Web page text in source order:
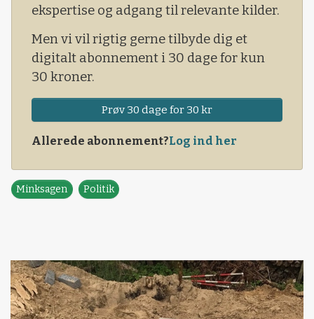
ekspertise og adgang til relevante kilder.
Men vi vil rigtig gerne tilbyde dig et
digitalt abonnement i 30 dage for kun
30 kroner.
Prøv 30 dage for 30 kr
Allerede abonnement?Log ind her
Minksagen Politik